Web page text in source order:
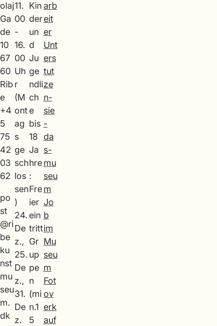
olaj
Ga
de
10
67
60
Rib
e
+4
5
75
42
03
62
po
st
@ri
be
ku
nst
mu
seu
m.
dk
11.
00
-
16.
00
Uh
r
(M
ont
ag
s
ge
sch
los
sen
)
24.
De
z.,
25.
De
z.,
31.
De
z.
Kin
der
un
d
Ju
ge
ndli
ch
e
bis
18
Ja
hre
:
Fre
ier
ein
tritt
Gr
up
pe
n
(mi
n.1
5
arb
eit
er
Unt
ers
tut
ze
n-
sie
-
da
s-
mu
seu
m
Jo
b
im
Mu
seu
m
Fot
ov
erk
auf